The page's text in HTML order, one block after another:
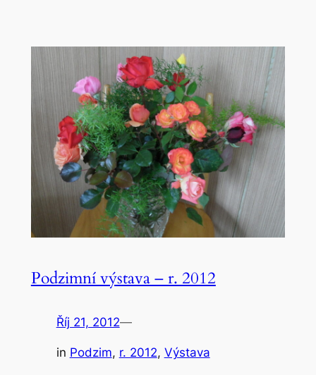
Podzimní výstava – r. 2012
Říj 21, 2012—
in Podzim, r. 2012, Výstava